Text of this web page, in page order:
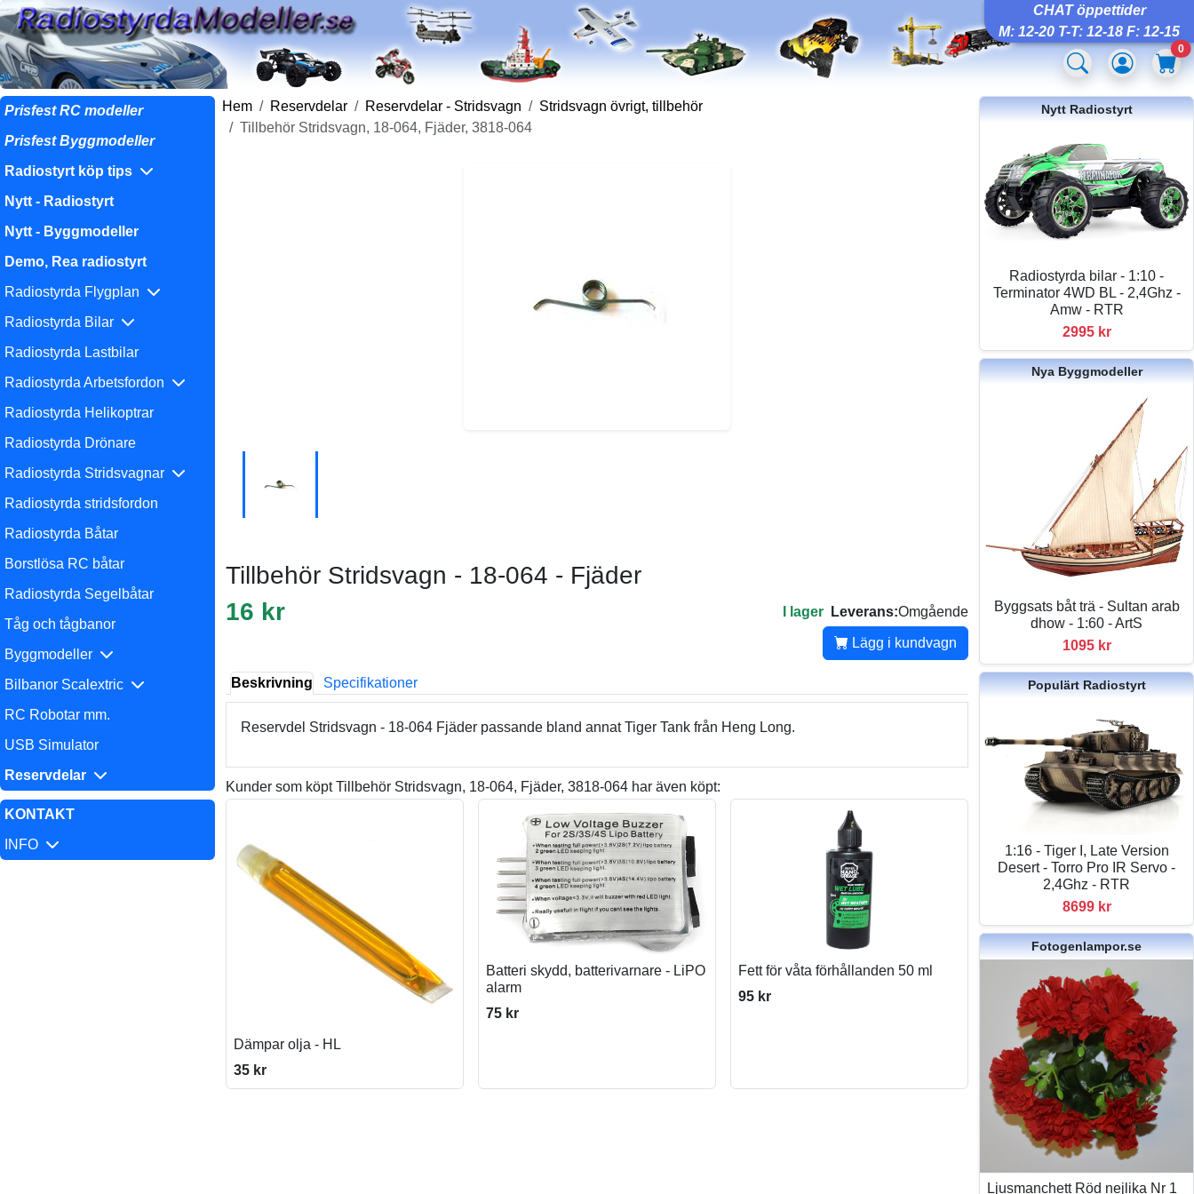
CHAT öppettider
M: 12-20 T-T: 12-18 F: 12-15
0
Prisfest RC modeller
Prisfest Byggmodeller
Radiostyrt köp tips
Nytt - Radiostyrt
Nytt - Byggmodeller
Demo, Rea radiostyrt
Radiostyrda Flygplan
Radiostyrda Bilar
Radiostyrda Lastbilar
Radiostyrda Arbetsfordon
Radiostyrda Helikoptrar
Radiostyrda Drönare
Radiostyrda Stridsvagnar
Radiostyrda stridsfordon
Radiostyrda Båtar
Borstlösa RC båtar
Radiostyrda Segelbåtar
Tåg och tågbanor
Byggmodeller
Bilbanor Scalextric
RC Robotar mm.
USB Simulator
Reservdelar
KONTAKT
INFO
Hem Reservdelar Reservdelar - Stridsvagn
Stridsvagn övrigt, tillbehör
Tillbehör Stridsvagn, 18-064, Fjäder, 3818-064
Tillbehör Stridsvagn - 18-064 - Fjäder
16 kr
I lager Leverans:Omgående
Lägg i kundvagn
Beskrivning Specifikationer
Reservdel Stridsvagn - 18-064 Fjäder passande bland annat Tiger Tank från Heng Long.
Kunder som köpt Tillbehör Stridsvagn, 18-064, Fjäder, 3818-064 har även köpt:
Dämpar olja - HL
35 kr
Batteri skydd, batterivarnare - LiPO
alarm
75 kr
Fett för våta förhållanden 50 ml
95 kr
Nytt Radiostyrt
Radiostyrda bilar - 1:10 -
Terminator 4WD BL - 2,4Ghz -
Amw - RTR
2995 kr
Nya Byggmodeller
Byggsats båt trä - Sultan arab
dhow - 1:60 - ArtS
1095 kr
Populärt Radiostyrt
1:16 - Tiger I, Late Version
Desert - Torro Pro IR Servo -
2,4Ghz - RTR
8699 kr
Fotogenlampor.se
Ljusmanchett Röd nejlika Nr 1